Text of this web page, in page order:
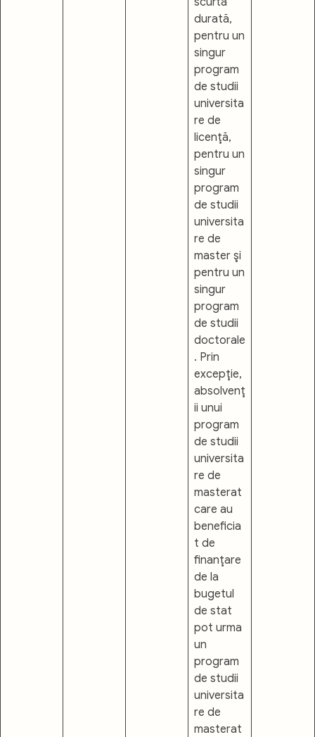
durată,
pentru un
singur
program
de studii
universita
re de
licenţă,
pentru un
singur
program
de studii
universita
re de
master şi
pentru un
singur
program
de studii
doctorale
. Prin
excepţie,
absolvenţ
ii unui
program
de studii
universita
re de
masterat
care au
beneficia
t de
finanţare
de la
bugetul
de stat
pot urma
un
program
de studii
universita
re de
masterat